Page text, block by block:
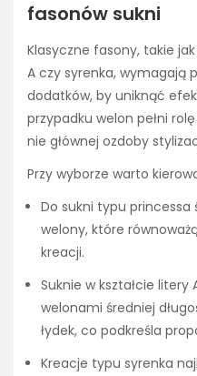
fasonów sukni
Klasyczne fasony, takie
A czy syrenka, wymagają
dodatków, by uniknąć
przypadku welon pełni
nie głównej ozdoby
Przy wyborze warto
Do sukni typu princessa
welony, które
kreacji.
Suknie w kształcie
welonami średniej
łydek, co podkreśla
Kreacje typu syrenka